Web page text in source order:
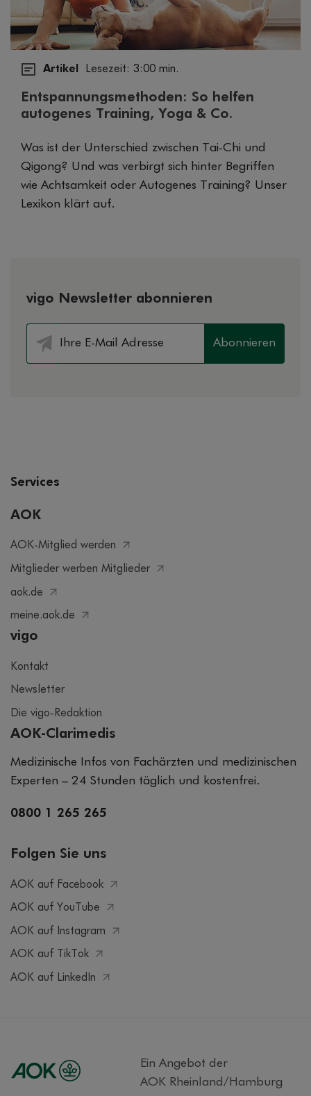
Artikel Lesezeit: 3:00 min.
Entspannungsmethoden: So helfen
autogenes Training, Yoga & Co.
Was ist der Unterschied zwischen Tai-Chi und
Qigong? Und was verbirgt sich hinter Begriffen
wie Achtsamkeit oder Autogenes Training? Unser
Lexikon klärt auf.
vigo Newsletter abonnieren
Abonnieren
Services
AOK
AOK-Mitglied werden
Mitglieder werben Mitglieder
aok.de
meine.aok.de
vigo
Kontakt
Newsletter
Die vigo-Redaktion
AOK-Clarimedis
Medizinische Infos von Fachärzten und medizinischen
Experten – 24 Stunden täglich und kostenfrei.
0800 1 265 265
Folgen Sie uns
AOK auf Facebook
AOK auf YouTube
AOK auf Instagram
AOK auf TikTok
AOK auf LinkedIn
Ein Angebot der
AOK Rheinland/Hamburg